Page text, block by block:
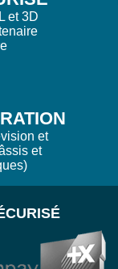
et 3D
et
et